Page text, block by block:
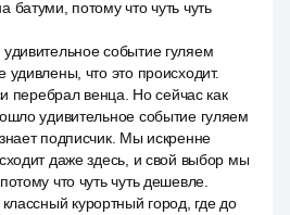
батуми, потому что чуть чуть
событие гуляем
удивлены, что это происходит.
перебрал венца. Но сейчас как
удивительное событие гуляем
подписчик. Мы искренне
даже здесь, и свой выбор мы
что чуть чуть дешевле.
курортный город, где до